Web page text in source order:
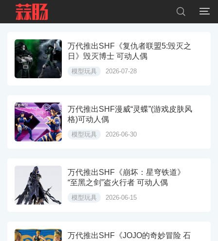


万代推出SHF《复仇者联盟5:毁灭之
日》毁灭博士 可动人偶
模型玩具 2026-07-28
万代推出SHF漫威“灵蝶”(游戏皮肤风
格)可动人偶
模型玩具 2026-06-30
万代推出SHF《崩坏：星穹铁道》
“至黑之剑”盗火行者 可动人偶
模型玩具 2026-06-15
万代推出SHF《JOJO的奇妙冒险 石